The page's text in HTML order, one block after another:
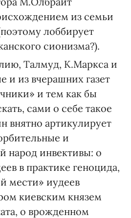
из семьи
лоббирует
сионизма?).
Талмуд, К.Маркса и
и из вчерашних газет
и тем как бы
сами о себе такое
внятно артикулирует
и
народ инвективы: о
в практике геноцида,
мести» иудеев
киевским князем
о врожденном